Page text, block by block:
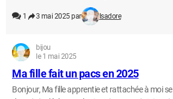
1 3 mai 2025 par Isadore
bijou
le 1 mai 2025
Ma fille fait un pacs en 2025
Bonjour, Ma fille apprentie et rattachée à moi